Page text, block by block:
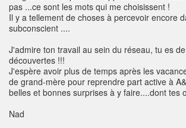
pas ...ce sont les mots qui me choisissent !
Il y a tellement de choses à percevoir encore
subconscient ....
J'admire ton travail au sein du réseau, tu es
découvertes !!!
J'espère avoir plus de temps après les
de grand-mère pour reprendre part active à
belles et bonnes surprises à y faire....dont tes
Nad